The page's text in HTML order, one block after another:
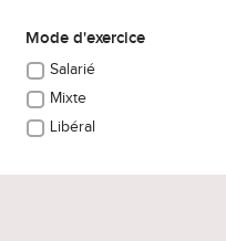
Mode d'exercice
Salarié
Mixte
Libéral